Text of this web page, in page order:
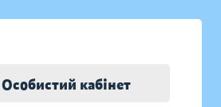
Особистий кабінет